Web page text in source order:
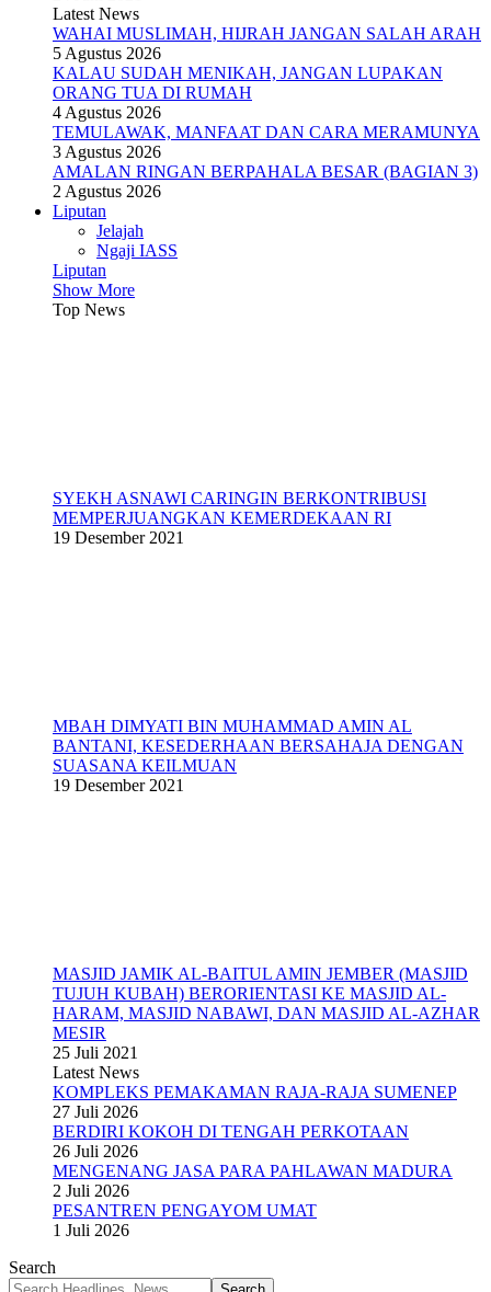
Latest News
WAHAI MUSLIMAH, HIJRAH JANGAN SALAH ARAH
5 Agustus 2026
KALAU SUDAH MENIKAH, JANGAN LUPAKAN
ORANG TUA DI RUMAH
4 Agustus 2026
TEMULAWAK, MANFAAT DAN CARA MERAMUNYA
3 Agustus 2026
AMALAN RINGAN BERPAHALA BESAR (BAGIAN 3)
2 Agustus 2026
Liputan
Jelajah
Ngaji IASS
Liputan
Show More
Top News
SYEKH ASNAWI CARINGIN BERKONTRIBUSI
MEMPERJUANGKAN KEMERDEKAAN RI
19 Desember 2021
MBAH DIMYATI BIN MUHAMMAD AMIN AL
BANTANI, KESEDERHAAN BERSAHAJA DENGAN
SUASANA KEILMUAN
19 Desember 2021
MASJID JAMIK AL-BAITUL AMIN JEMBER (MASJID
TUJUH KUBAH) BERORIENTASI KE MASJID AL-
HARAM, MASJID NABAWI, DAN MASJID AL-AZHAR
MESIR
25 Juli 2021
Latest News
KOMPLEKS PEMAKAMAN RAJA-RAJA SUMENEP
27 Juli 2026
BERDIRI KOKOH DI TENGAH PERKOTAAN
26 Juli 2026
MENGENANG JASA PARA PAHLAWAN MADURA
2 Juli 2026
PESANTREN PENGAYOM UMAT
1 Juli 2026
Search